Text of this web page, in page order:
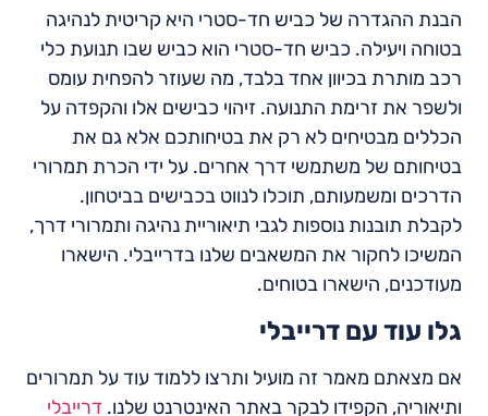
הבנת ההגדרה של כביש חד-סטרי היא קריטית לנהיגה
בטוחה ויעילה. כביש חד-סטרי הוא כביש שבו תנועת כלי
רכב מותרת בכיוון אחד בלבד, מה שעוזר להפחית עומס
ולשפר את זרימת התנועה. זיהוי כבישים אלו והקפדה על
הכללים מבטיחים לא רק את בטיחותכם אלא גם את
בטיחותם של משתמשי דרך אחרים. על ידי הכרת תמרורי
הדרכים ומשמעותם, תוכלו לנווט בכבישים בביטחון.
לקבלת תובנות נוספות לגבי תיאוריית נהיגה ותמרורי דרך,
המשיכו לחקור את המשאבים שלנו בדרייבלי. הישארו
מעודכנים, הישארו בטוחים.
גלו עוד עם דרייבלי
אם מצאתם מאמר זה מועיל ותרצו ללמוד עוד על תמרורים
ותיאוריה, הקפידו לבקר באתר האינטרנט שלנו. דרייבלי